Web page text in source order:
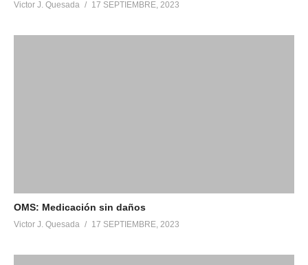
Victor J. Quesada 17 SEPTIEMBRE, 2023
OMS: Medicación sin daños
Victor J. Quesada 17 SEPTIEMBRE, 2023